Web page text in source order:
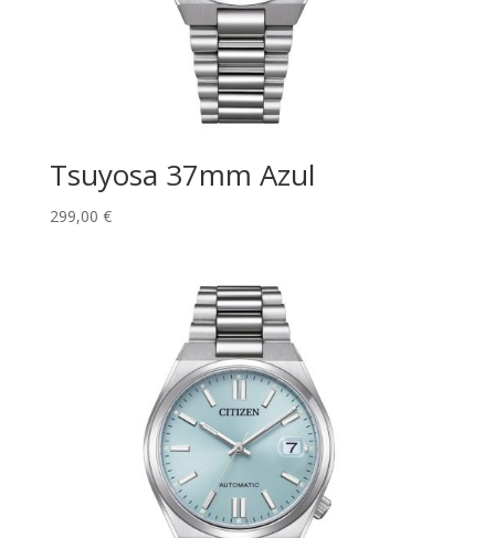
Tsuyosa 37mm Azul
299,00 €